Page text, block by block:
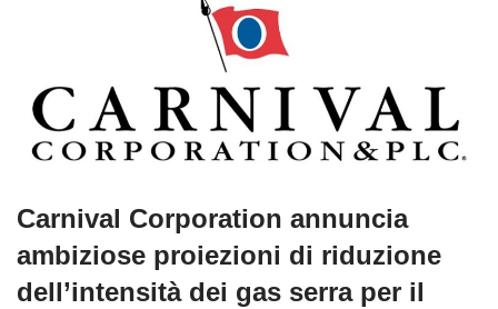
Carnival Corporation annuncia
ambiziose proiezioni di riduzione
dell’intensità dei gas serra per il